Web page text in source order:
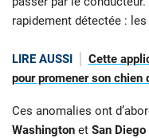
rapidement détectée :
LIRE AUSSI
Cette
pour promener son chien
Ces anomalies ont
Washington et San Diego